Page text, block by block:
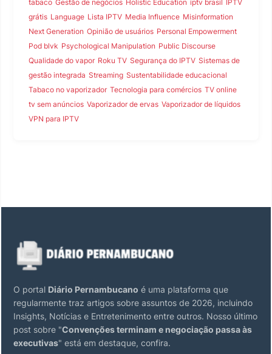
tabaco Gestão de negócios Holistic Education iptv brasil IPTV
grátis Language Lista IPTV Media Influence Misinformation
Next Generation Opinião de usuários Personal Empowerment
Pod blvk Psychological Manipulation Public Discourse
Qualidade do vapor Roku TV Segurança do IPTV Sistemas de
gestão integrada Streaming Sustentabilidade educacional
Tabaco no vaporizador Tecnologia para comércios TV online
tv sem anúncios Vaporizador de ervas Vaporizador de líquidos
VPN para IPTV
O portal Diário Pernambucano é uma plataforma que
regularmente traz artigos sobre assuntos de 2026, incluindo
Insights, Notícias e Entretenimento entre outros. Nosso último
post sobre "Convenções terminam e negociação passa às
executivas" está em destaque, confira.